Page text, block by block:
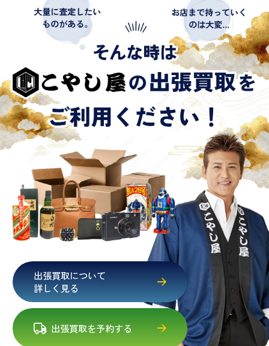
出張買取について
詳しく見る
出張買取を予約する